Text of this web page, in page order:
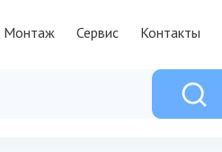
Монтаж Сервис Контакты